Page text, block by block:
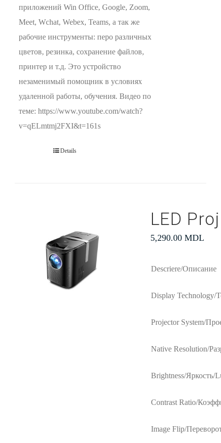
приложений Win Office, Google, Zoom,
Meet, Wchat, Webex, Teams, а так же
рабочие инструменты: перо различных
цветов, резинка, сохранение файлов,
принтер и т.д. Это устройство
незаменимый помощник в условиях
удаленной работы, обучения. Видео по
теме: https://www.youtube.com/watch?
v=qELmtmj2FXI&t=161s
Details
LED
5,290.00 MDL
Descriere/Описание
Display Technology/
Projector System/
Native Resolution/
Brightness/Яркость/
Contrast Ratio/
Image Flip/